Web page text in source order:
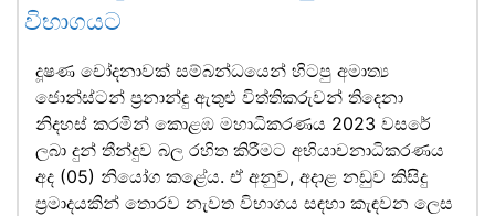
විභාගයට
දූෂණ චෝදනාවක් සම්බන්ධයෙන් හිටපු අමාත්‍ය
ජොන්ස්ටන් ප්‍රනාන්දු ඇතුළු විත්තිකරුවන් තිදෙනා
නිදහස් කරමින් කොළඹ මහාධිකරණය 2023 වසරේ
ලබා දුන් තීන්දුව බල රහිත කිරීමට අභියාචනාධිකරණය
අද (05) නියෝග කළේය. ඒ අනුව, අදාළ නඩුව කිසිදු
ප්‍රමාදයකින් තොරව නැවත විභාගය සඳහා කැඳවන ලෙස